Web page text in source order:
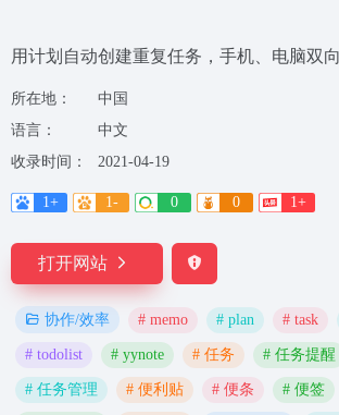
用计划自动创建重复任务，手机、电脑双
所在地：
中国
语言：
中文
收录时间：
2021-04-19
1+ 1- 0 0 1+
打开网站
协作/效率 # memo # plan # task
# todolist # yynote # 任务 # 任务提醒
# 任务管理 # 便利贴 # 便条 # 便签